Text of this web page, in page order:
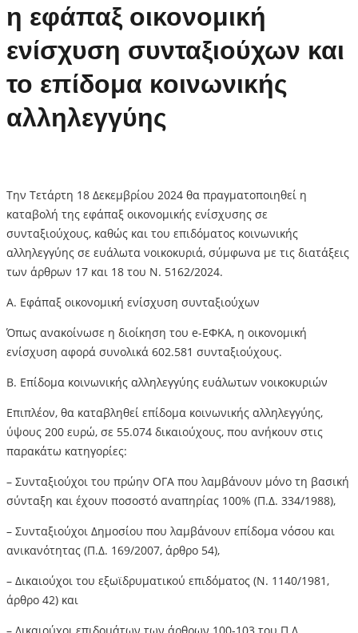
η εφάπαξ οικονομική
ενίσχυση συνταξιούχων και
το επίδομα κοινωνικής
αλληλεγγύης
Την Τετάρτη 18 Δεκεμβρίου 2024 θα πραγματοποιηθεί η
καταβολή της εφάπαξ οικονομικής ενίσχυσης σε
συνταξιούχους, καθώς και του επιδόματος κοινωνικής
αλληλεγγύης σε ευάλωτα νοικοκυριά, σύμφωνα με τις διατάξεις
των άρθρων 17 και 18 του Ν. 5162/2024.
Α. Εφάπαξ οικονομική ενίσχυση συνταξιούχων
Όπως ανακοίνωσε η διοίκηση του e-ΕΦΚΑ, η οικονομική
ενίσχυση αφορά συνολικά 602.581 συνταξιούχους.
Β. Επίδομα κοινωνικής αλληλεγγύης ευάλωτων νοικοκυριών
Επιπλέον, θα καταβληθεί επίδομα κοινωνικής αλληλεγγύης,
ύψους 200 ευρώ, σε 55.074 δικαιούχους, που ανήκουν στις
παρακάτω κατηγορίες:
– Συνταξιούχοι του πρώην ΟΓΑ που λαμβάνουν μόνο τη βασική
σύνταξη και έχουν ποσοστό αναπηρίας 100% (Π.Δ. 334/1988),
– Συνταξιούχοι Δημοσίου που λαμβάνουν επίδομα νόσου και
ανικανότητας (Π.Δ. 169/2007, άρθρο 54),
– Δικαιούχοι του εξωϊδρυματικού επιδόματος (Ν. 1140/1981,
άρθρο 42) και